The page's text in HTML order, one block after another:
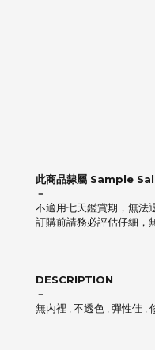
此商品隸屬 Sample
－
不適用七天鑑賞期，無法
訂購前請務必評估仔細，
DESCRIPTION
－
無內裡 , 不透色 , 彈性佳 ,